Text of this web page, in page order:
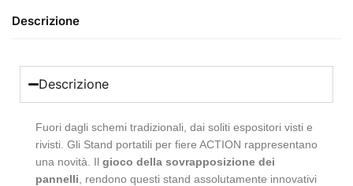
Descrizione
Descrizione
Fuori dagli schemi tradizionali, dai soliti espositori visti e
rivisti. Gli Stand portatili per fiere ACTION rappresentano
una novità. Il gioco della sovrapposizione dei
pannelli , rendono questi stand assolutamente innovativi